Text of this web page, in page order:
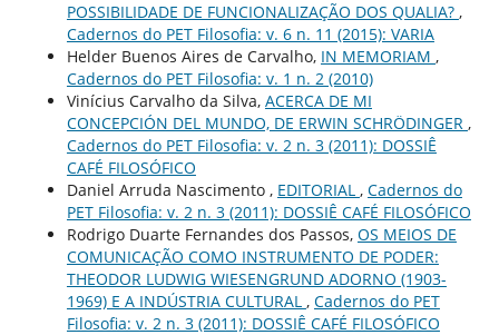
POSSIBILIDADE DE FUNCIONALIZAÇÃO DOS QUALIA? ,
Cadernos do PET Filosofia: v. 6 n. 11 (2015): VARIA
Helder Buenos Aires de Carvalho, IN MEMORIAM ,
Cadernos do PET Filosofia: v. 1 n. 2 (2010)
Vinícius Carvalho da Silva, ACERCA DE MI
CONCEPCIÓN DEL MUNDO, DE ERWIN SCHRÖDINGER ,
Cadernos do PET Filosofia: v. 2 n. 3 (2011): DOSSIÊ
CAFÉ FILOSÓFICO
Daniel Arruda Nascimento , EDITORIAL , Cadernos do
PET Filosofia: v. 2 n. 3 (2011): DOSSIÊ CAFÉ FILOSÓFICO
Rodrigo Duarte Fernandes dos Passos, OS MEIOS DE
COMUNICAÇÃO COMO INSTRUMENTO DE PODER:
THEODOR LUDWIG WIESENGRUND ADORNO (1903-
1969) E A INDÚSTRIA CULTURAL , Cadernos do PET
Filosofia: v. 2 n. 3 (2011): DOSSIÊ CAFÉ FILOSÓFICO